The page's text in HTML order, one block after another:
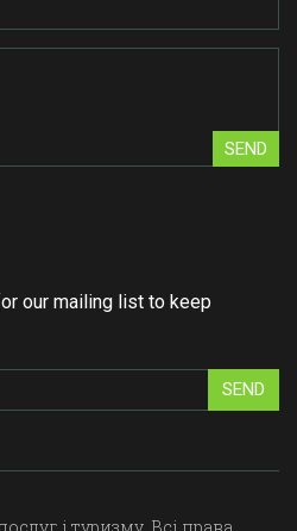
SEND
our mailing list to keep
SEND